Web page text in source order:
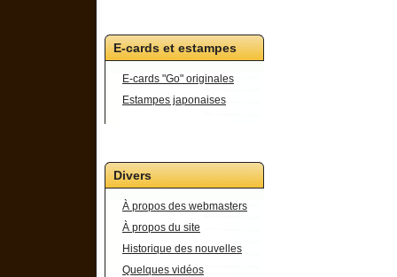
E-cards et estampes
E-cards "Go" originales
Estampes japonaises
Divers
À propos des webmasters
À propos du site
Historique des nouvelles
Quelques vidéos